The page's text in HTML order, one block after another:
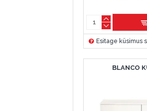
Esitage küsimus
BLANCO